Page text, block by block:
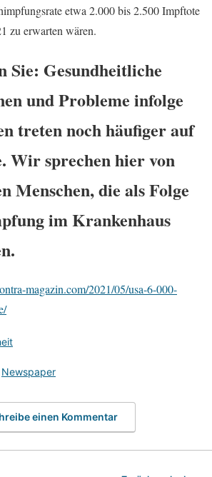
etwa 2.000 bis 2.500 Impftote
zu erwarten wären.
Sie: Gesundheitliche
und Probleme infolge
treten noch häufiger auf
Wir sprechen hier von
Menschen, die als Folge
im Krankenhaus
magazin.com/2021/05/usa-6-000-
Newspaper
einen Kommentar